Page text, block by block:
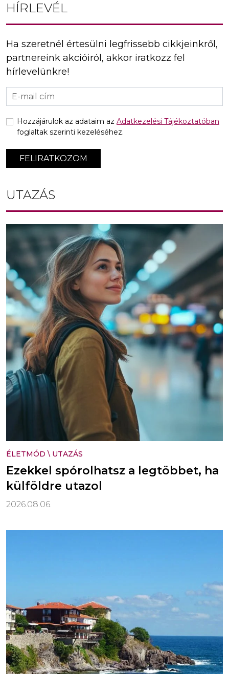
HÍRLEVÉL
Ha szeretnél értesülni legfrissebb cikkjeinkről,
partnereink akcióiról, akkor iratkozz fel
hírlevelünkre!
FELIRATKOZOM
Hozzájárulok az adataim az Adatkezelési Tájékoztatóban
foglaltak szerinti kezeléséhez.
UTAZÁS
ÉLETMÓD \ UTAZÁS
Ezekkel spórolhatsz a legtöbbet, ha
külföldre utazol
2026.08.06.